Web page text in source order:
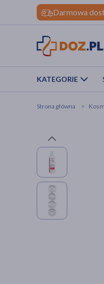
Darmowa
KATEGORIE
Strona główna